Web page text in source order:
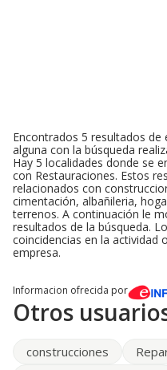
Encontrados 5 resultados
alguna con la búsqueda
Hay 5 localidades donde se
con Restauraciones. Estos
relacionados con
cimentación, albañileria,
terrenos. A continuación le
resultados de la búsqueda.
coincidencias en la actividad
empresa.
Informacion ofrecida por
Otros
construcciones